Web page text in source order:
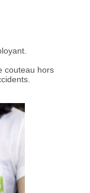
couteau hors